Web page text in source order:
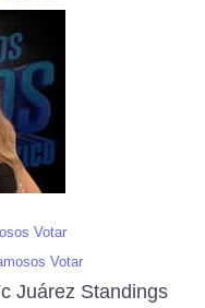
Votar
Votar
Juárez Standings